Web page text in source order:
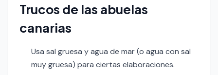
Trucos de las abuelas
canarias
Usa sal gruesa y agua de mar (o agua con sal
muy gruesa) para ciertas elaboraciones.